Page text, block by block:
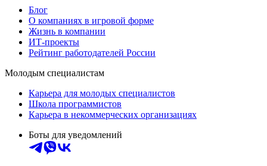
Блог
О компаниях в игровой форме
Жизнь в компании
ИТ-проекты
Рейтинг работодателей России
Молодым специалистам
Карьера для молодых специалистов
Школа программистов
Карьера в некоммерческих организациях
Боты для уведомлений